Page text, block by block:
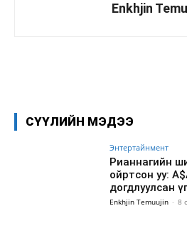
Enkhjin
СҮҮЛИЙН МЭДЭЭ
Энтертайнмент
Рианнагийн
ойртсон уу:
догдлуулсан
Enkhjin Temuujin - 8